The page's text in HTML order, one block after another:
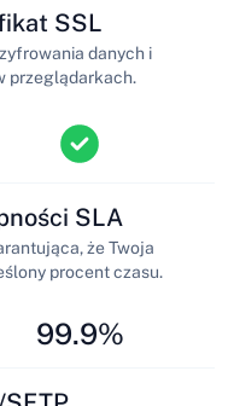
SSL
danych i
przeglądarkach.
SLA
że Twoja
procent czasu.
99.9%